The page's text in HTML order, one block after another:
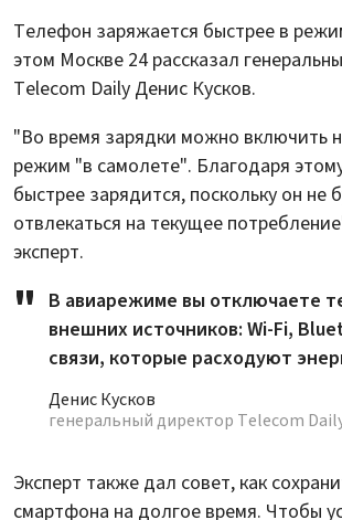
Телефон заряжается быстрее в
этом Москве 24 рассказал
Telecom Daily Денис Кусков.
"Во время зарядки можно включить
режим "в самолете". Благодаря
быстрее зарядится, поскольку он не
отвлекаться на текущее
эксперт.
В авиарежиме вы отключаете
внешних источников: Wi-Fi,
связи, которые расходуют
Денис Кусков
генеральный директор Telecom
Эксперт также дал совет, как
смартфона на долгое время. Чтобы